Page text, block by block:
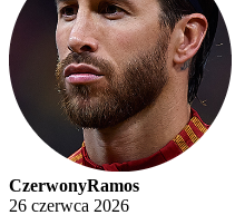
CzerwonyRamos
26 czerwca 2026